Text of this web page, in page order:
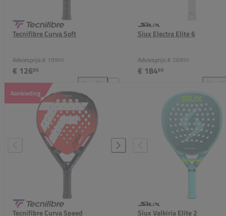
Tecnifibre Curva Soft
Adviesprijs:€ 19995
€ 12695
Vergelijk
Tecnifibre Curva Soft toevoegen aan vergelijking
Siux Electra Elite 6
Adviesprijs:€ 26995
€ 18495
Aanbieding
Tecnifibre Curva Speed Siux Valkiria Elite 2